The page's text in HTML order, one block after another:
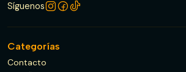
Síguenos
Categorías
Contacto